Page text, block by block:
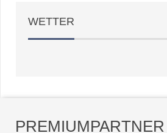
WETTER
PREMIUMPARTNER